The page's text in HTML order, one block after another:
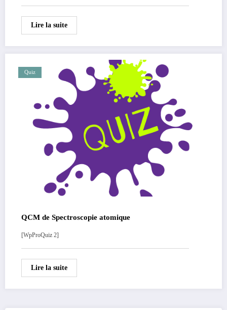
Lire la suite
Quiz
QCM de Spectroscopie atomique
[WpProQuiz 2]
Lire la suite